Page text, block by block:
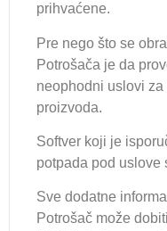
prihvaćene.
Pre nego što se
Potrošača je da
neophodni uslovi
proizvoda.
Softver koji je
potpada pod uslove
Sve dodatne
Potrošač može